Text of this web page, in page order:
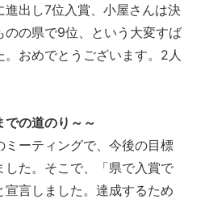
進出し7位入賞、小屋さんは決
のの県で9位、という大変すば
おめでとうございます。2人
での道のり～～
ミーティングで、今後の目標
した。そこで、「県で入賞で
宣言しました。達成するため